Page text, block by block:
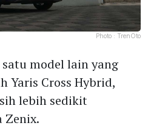
Photo : TrenOto
model lain yang
Yaris Cross Hybrid,
lebih sedikit
Zenix.